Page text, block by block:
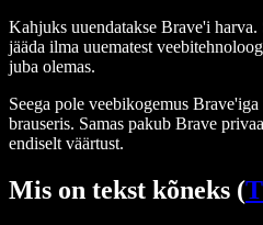
Kahjuks uuendatakse Bra­ve'i harva.
jääda ilma uuematest
juba olemas.
Seega pole veebikogemus
brauseris. Samas pakub Bra­ve
endiselt väärtust.
Mis on tekst kõneks (